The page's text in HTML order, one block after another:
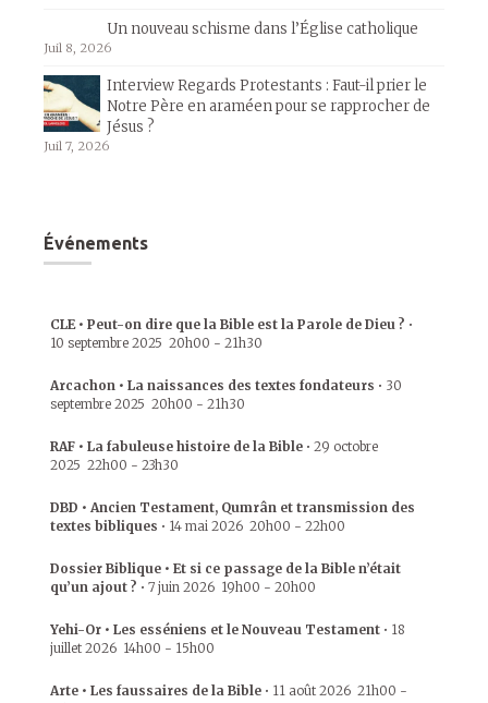
Un nouveau schisme dans l’Église catholique
Juil 8, 2026
Interview Regards Protestants : Faut-il prier le
Notre Père en araméen pour se rapprocher de
Jésus ?
Juil 7, 2026
Événements
CLE • Peut-on dire que la Bible est la Parole de Dieu ? •
10 septembre 2025 20h00 - 21h30
Arcachon • La naissances des textes fondateurs • 30
septembre 2025 20h00 - 21h30
RAF • La fabuleuse histoire de la Bible • 29 octobre
2025 22h00 - 23h30
DBD • Ancien Testament, Qumrân et transmission des
textes bibliques • 14 mai 2026 20h00 - 22h00
Dossier Biblique • Et si ce passage de la Bible n’était
qu’un ajout ? • 7 juin 2026 19h00 - 20h00
Yehi-Or • Les esséniens et le Nouveau Testament • 18
juillet 2026 14h00 - 15h00
Arte • Les faussaires de la Bible • 11 août 2026 21h00 -